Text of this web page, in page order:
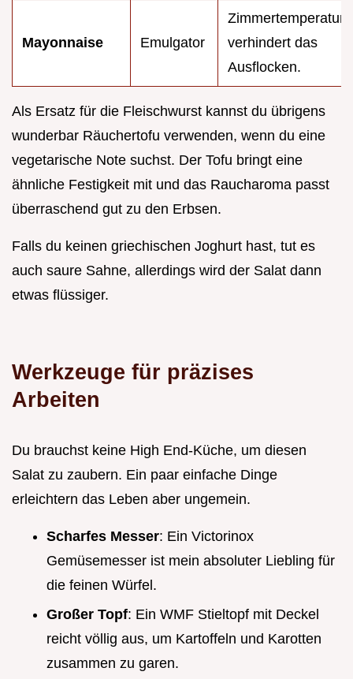
Mayonnaise Emulgator
Zimmertemperatur
verhindert das
Ausflocken.
Als Ersatz für die Fleischwurst kannst du übrigens
wunderbar Räuchertofu verwenden, wenn du eine
vegetarische Note suchst. Der Tofu bringt eine
ähnliche Festigkeit mit und das Raucharoma passt
überraschend gut zu den Erbsen.
Falls du keinen griechischen Joghurt hast, tut es
auch saure Sahne, allerdings wird der Salat dann
etwas flüssiger.
Werkzeuge für präzises
Arbeiten
Du brauchst keine High End-Küche, um diesen
Salat zu zaubern. Ein paar einfache Dinge
erleichtern das Leben aber ungemein.
Scharfes Messer: Ein Victorinox
Gemüsemesser ist mein absoluter Liebling für
die feinen Würfel.
Großer Topf: Ein WMF Stieltopf mit Deckel
reicht völlig aus, um Kartoffeln und Karotten
zusammen zu garen.